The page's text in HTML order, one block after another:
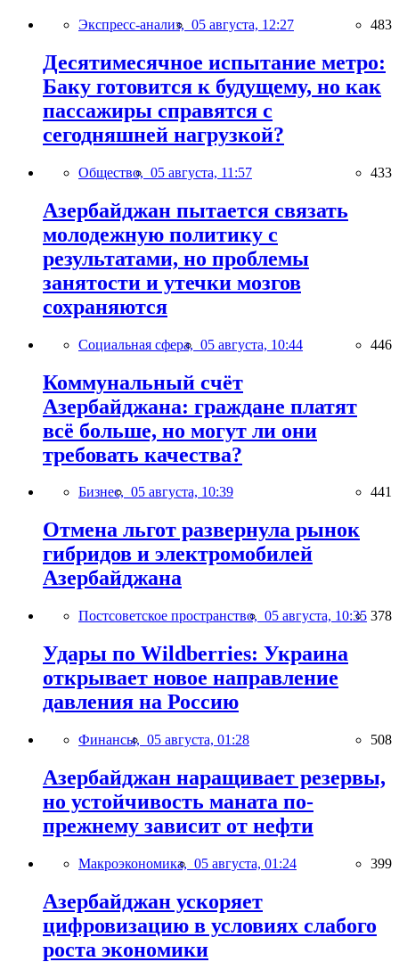
Экспресс-анализ, 05 августа, 12:27 483
Десятимесячное испытание метро:
Баку готовится к будущему, но как
пассажиры справятся с
сегодняшней нагрузкой?
Общество, 05 августа, 11:57 433
Азербайджан пытается связать
молодежную политику с
результатами, но проблемы
занятости и утечки мозгов
сохраняются
Социальная сфера, 05 августа, 10:44 446
Коммунальный счёт
Азербайджана: граждане платят
всё больше, но могут ли они
требовать качества?
Бизнес, 05 августа, 10:39 441
Отмена льгот развернула рынок
гибридов и электромобилей
Азербайджана
Постсоветское пространство, 05 августа, 10:35 378
Удары по Wildberries: Украина
открывает новое направление
давления на Россию
Финансы, 05 августа, 01:28 508
Азербайджан наращивает резервы,
но устойчивость маната по-
прежнему зависит от нефти
Макроэкономика, 05 августа, 01:24 399
Азербайджан ускоряет
цифровизацию в условиях слабого
роста экономики